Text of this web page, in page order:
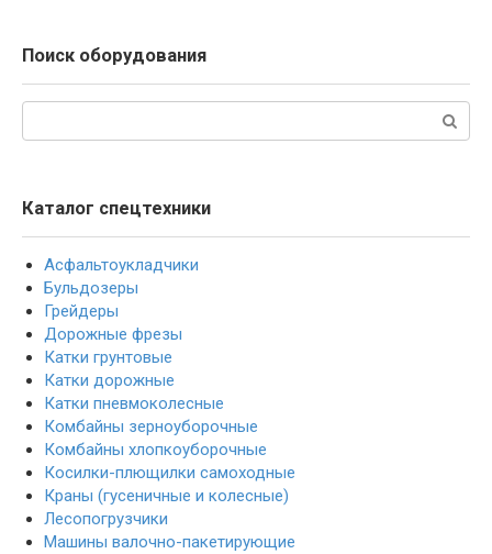
Поиск оборудования
Каталог спецтехники
Асфальтоукладчики
Бульдозеры
Грейдеры
Дорожные фрезы
Катки грунтовые
Катки дорожные
Катки пневмоколесные
Комбайны зерноуборочные
Комбайны хлопкоуборочные
Косилки-плющилки самоходные
Краны (гусеничные и колесные)
Лесопогрузчики
Машины валочно-пакетирующие